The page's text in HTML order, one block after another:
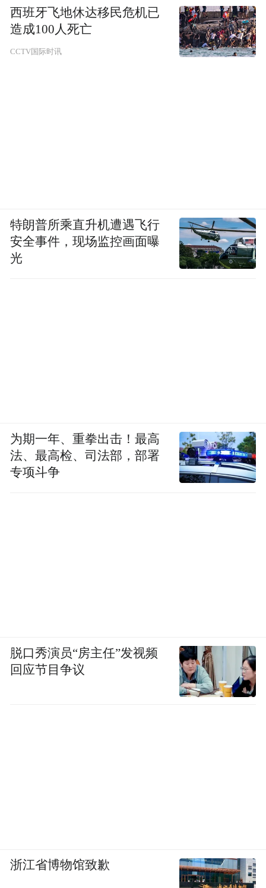
西班牙飞地休达移民危机已
造成100人死亡
CCTV国际时讯
特朗普所乘直升机遭遇飞行
安全事件，现场监控画面曝
光
为期一年、重拳出击！最高
法、最高检、司法部，部署
专项斗争
脱口秀演员“房主任”发视频
回应节目争议
浙江省博物馆致歉